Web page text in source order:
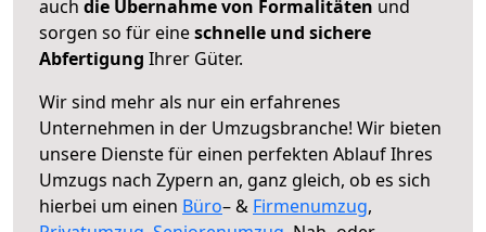
auch die Übernahme von Formalitäten und
sorgen so für eineschnelle und sichere
Abfertigung Ihrer Güter.
Wir sind mehr als nur ein erfahrenes
Unternehmen in der Umzugsbranche! Wir bieten
unsere Dienste für einen perfekten Ablauf Ihres
Umzugs nach Zypern an, ganz gleich, ob es sich
hierbei um einen Büro– & Firmenumzug,